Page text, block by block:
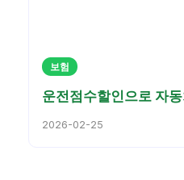
보험
운전점수할인으로 자동
2026-02-25